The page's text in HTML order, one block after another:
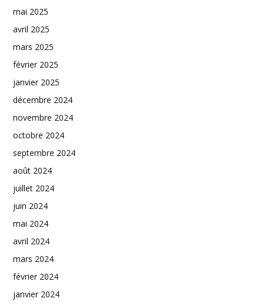
mai 2025
avril 2025
mars 2025
février 2025
janvier 2025
décembre 2024
novembre 2024
octobre 2024
septembre 2024
août 2024
juillet 2024
juin 2024
mai 2024
avril 2024
mars 2024
février 2024
janvier 2024